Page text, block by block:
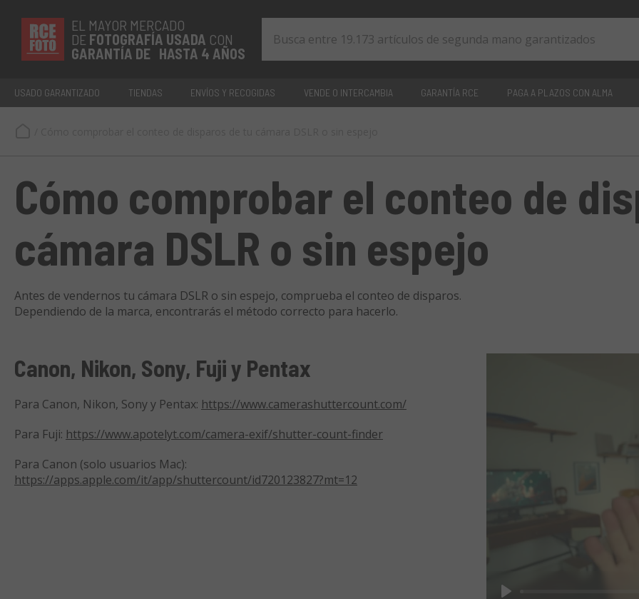
EL MAYOR MERCADO
DE FOTOGRAFÍA USADA CON
GARANTÍA DE HASTA 4 AÑOS
USADO GARANTIZADO TIENDAS ENVÍOS Y RECOGIDAS VENDE O INTERCAMBIA GARANTÍA RCE PAGA A PLAZOS CON ALMA
Cómo comprobar el conteo de
cámara DSLR o sin espejo
Antes de vendernos tu cámara DSLR o sin espejo, comprueba el conteo de disparos.
Dependiendo de la marca, encontrarás el método correcto para hacerlo.
Canon, Nikon, Sony, Fuji y Pentax
Para Canon, Nikon, Sony y Pentax: https://www.camerashuttercount.com/
Para Fuji: https://www.apotelyt.com/camera-exif/shutter-count-finder
Para Canon (solo usuarios Mac):
https://apps.apple.com/it/app/shuttercount/id720123827?mt=12